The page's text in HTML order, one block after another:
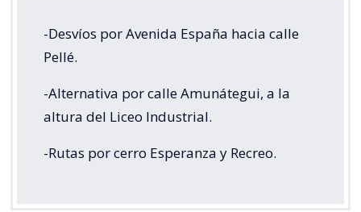
-Desvíos por Avenida España hacia calle
Pellé.
-Alternativa por calle Amunátegui, a la
altura del Liceo Industrial.
-Rutas por cerro Esperanza y Recreo.